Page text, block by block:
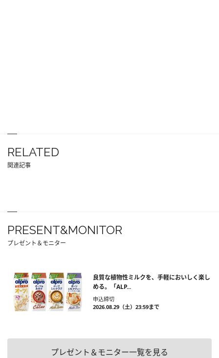
RELATED
関連記事
PRESENT&MONITOR
プレゼント＆モニター
良質な植物性ミルクを、手軽においしく楽し
める。「ALP...
申込締切
2026.08.29（土）23:59まで
プレゼント＆モニター一覧を見る